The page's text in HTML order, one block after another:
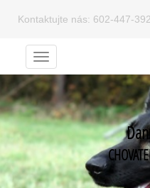
Kontaktujte nás: 602-447-392
Menu